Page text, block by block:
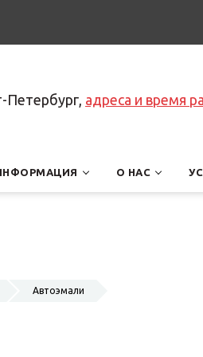
Петербург, адреса и время
О НАС
Автоэмали